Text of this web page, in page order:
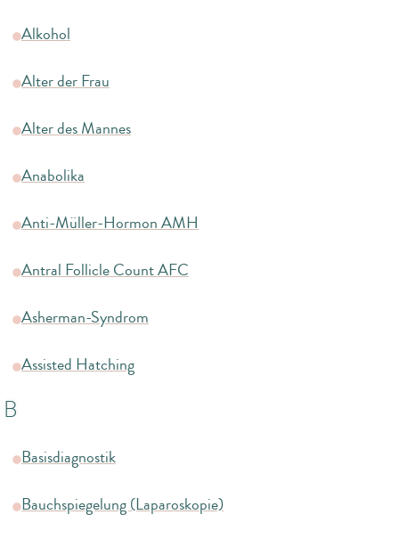
Alkohol
Alter der Frau
Alter des Mannes
Anabolika
Anti-Müller-Hormon AMH
Antral Follicle Count AFC
Asherman-Syndrom
Assisted Hatching
B
Basisdiagnostik
Bauchspiegelung (Laparoskopie)